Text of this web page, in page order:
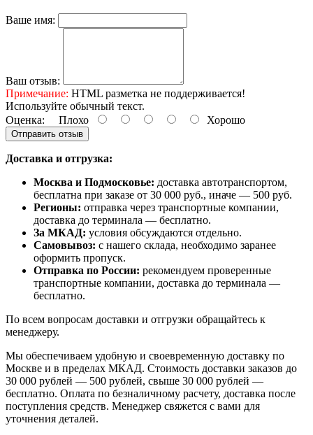
Ваше имя:
Ваш отзыв:
Примечание: HTML разметка не поддерживается!
Используйте обычный текст.
Оценка: Плохо Хорошо
Отправить отзыв
Доставка и отгрузка:
Москва и Подмосковье: доставка автотранспортом,
бесплатна при заказе от 30 000 руб., иначе — 500 руб.
Регионы: отправка через транспортные компании,
доставка до терминала — бесплатно.
За МКАД: условия обсуждаются отдельно.
Самовывоз: с нашего склада, необходимо заранее
оформить пропуск.
Отправка по России: рекомендуем проверенные
транспортные компании, доставка до терминала —
бесплатно.
По всем вопросам доставки и отгрузки обращайтесь к
менеджеру.
Мы обеспечиваем удобную и своевременную доставку по
Москве и в пределах МКАД. Стоимость доставки заказов до
30 000 рублей — 500 рублей, свыше 30 000 рублей —
бесплатно. Оплата по безналичному расчету, доставка после
поступления средств. Менеджер свяжется с вами для
уточнения деталей.